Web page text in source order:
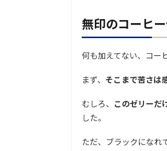
無印のコーヒ
何も加えてない、コー
まず、 そこまで苦さは
むしろ、 このゼリーだ
した。
ただ、ブラックになれ